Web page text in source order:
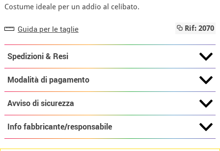
Costume ideale per un addio al celibato.
Guida per le taglie Rif: 2070
Spedizioni & Resi
Modalità di pagamento
Avviso di sicurezza
Info fabbricante/responsabile